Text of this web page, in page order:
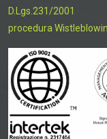
D.Lgs.231/2001
procedura